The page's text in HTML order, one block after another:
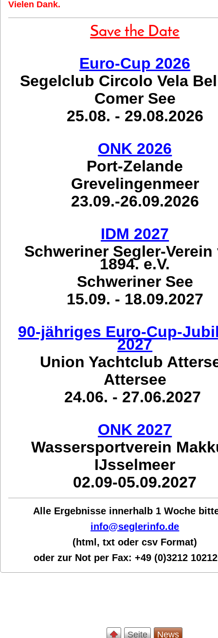
Vielen Dank.
Save the Date
Euro-Cup 2026
Segelclub Circolo Vela
Comer See
25.08. - 29.08.2026
ONK 2026
Port-Zelande
Grevelingenmeer
23.09.-26.09.2026
IDM 2027
Schweriner Segler-Verein
1894. e.V.
Schweriner See
15.09. - 18.09.2027
90-jähriges Euro-Cup-
2027
Union Yachtclub
Attersee
24.06. - 27.06.2027
ONK 2027
Wassersportverein
IJsselmeer
02.09-05.09.2027
Alle Ergebnisse innerhalb 1 Woche bit
info@seglerinfo.de
(html, txt oder csv Format)
oder zur Not per Fax:+49 (0)3212
Seite News